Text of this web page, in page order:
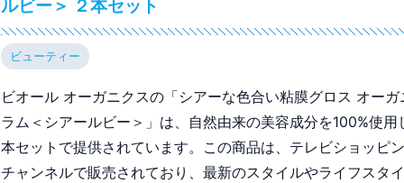
ルビー＞ ２本セット
ビューティー
ビオール オーガニクスの「シアーな色合い粘膜グロス オー
ラム＜シアールビー＞」は、自然由来の美容成分を100%使
本セットで提供されています。この商品は、テレビショッピ
チャンネルで販売されており、最新のスタイルやライフスタ